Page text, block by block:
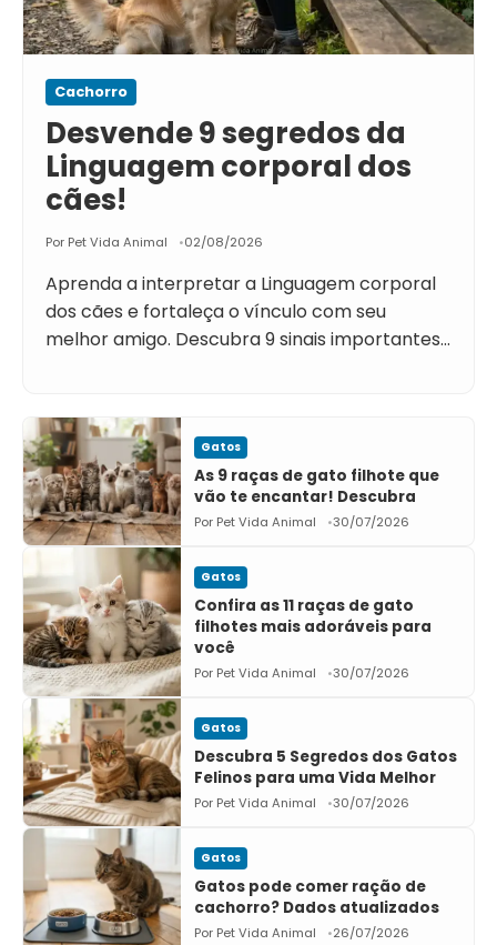
Cachorro
Desvende 9 segredos da
Linguagem corporal dos
cães!
Por Pet Vida Animal 02/08/2026
Aprenda a interpretar a Linguagem corporal
dos cães e fortaleça o vínculo com seu
melhor amigo. Descubra 9 sinais importantes…
Gatos
As 9 raças de gato filhote que
vão te encantar! Descubra
Por Pet Vida Animal 30/07/2026
Gatos
Confira as 11 raças de gato
filhotes mais adoráveis para
você
Por Pet Vida Animal 30/07/2026
Gatos
Descubra 5 Segredos dos Gatos
Felinos para uma Vida Melhor
Por Pet Vida Animal 30/07/2026
Gatos
Gatos pode comer ração de
cachorro? Dados atualizados
Por Pet Vida Animal 26/07/2026